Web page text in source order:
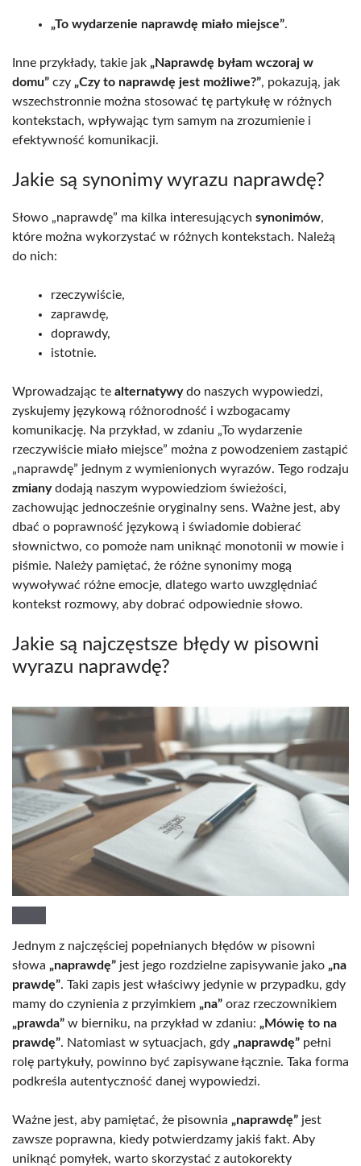
„To wydarzenie naprawdę miało miejsce”.
Inne przykłady, takie jak „Naprawdę byłam wczoraj w
domu” czy „Czy to naprawdę jest możliwe?”, pokazują, jak
wszechstronnie można stosować tę partykułę w różnych
kontekstach, wpływając tym samym na zrozumienie i
efektywność komunikacji.
Jakie są synonimy wyrazu naprawdę?
Słowo „naprawdę” ma kilka interesujących synonimów,
które można wykorzystać w różnych kontekstach. Należą
do nich:
rzeczywiście,
zaprawdę,
doprawdy,
istotnie.
Wprowadzając te alternatywydo naszych wypowiedzi,
zyskujemy językową różnorodność i wzbogacamy
komunikację. Na przykład, w zdaniu „To wydarzenie
rzeczywiście miało miejsce” można z powodzeniem zastąpić
„naprawdę” jednym z wymienionych wyrazów. Tego rodzaju
zmianydodają naszym wypowiedziom świeżości,
zachowując jednocześnie oryginalny sens. Ważne jest, aby
dbać o poprawność językową i świadomie dobierać
słownictwo, co pomoże nam uniknąć monotonii w mowie i
piśmie. Należy pamiętać, że różne synonimy mogą
wywoływać różne emocje, dlatego warto uwzględniać
kontekst rozmowy, aby dobrać odpowiednie słowo.
Jakie są najczęstsze błędy w pisowni
wyrazu naprawdę?
Jednym z najczęściej popełnianych błędów w pisowni
słowa „naprawdę” jest jego rozdzielne zapisywanie jako „na
prawdę”. Taki zapis jest właściwy jedynie w przypadku, gdy
mamy do czynienia z przyimkiem „na” oraz rzeczownikiem
„prawda” w bierniku, na przykład w zdaniu: „Mówię to na
prawdę”. Natomiast w sytuacjach, gdy „naprawdę” pełni
rolę partykuły, powinno być zapisywane łącznie. Taka forma
podkreśla autentyczność danej wypowiedzi.
Ważne jest, aby pamiętać, że pisownia „naprawdę” jest
zawsze poprawna, kiedy potwierdzamy jakiś fakt. Aby
uniknąć pomyłek, warto skorzystać z autokorekty